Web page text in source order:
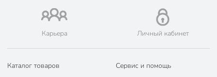
наличными при получении.
🛍 Скидки, акции, распродажи каждый день!
📜 Только оригинальная продукция. Интернет-гипермаркет
Порядок - официальный представитель ведущих мировых
Карьера Личный кабинет
Каталог товаров Сервис и помощь